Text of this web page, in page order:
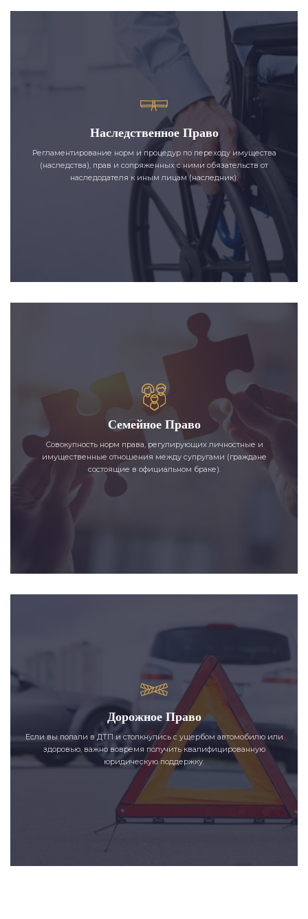
Наследственное Право
Регламентирование норм и процедур по переходу имущества
(наследства), прав и сопряженных с ними обязательств от
наследодателя к иным лицам (наследник).
Семейное Право
Совокупность норм права, регулирующих личностные и
имущественные отношения между супругами (граждане
состоящие в официальном браке).
Дорожное Право
Если вы попали в ДТП и столкнулись с ущербом автомобилю или
здоровью, важно вовремя получить квалифицированную
юридическую поддержку.